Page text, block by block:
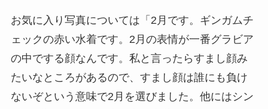
お気に入り写真については「2月です。ギンガムチ
ェックの赤い水着です。2月の表情が一番グラビア
の中でする顔なんです。私と言ったらすまし顔み
たいなところがあるので、すまし顔は誰にも負け
ないぞという意味で2月を選びました。他にはシン